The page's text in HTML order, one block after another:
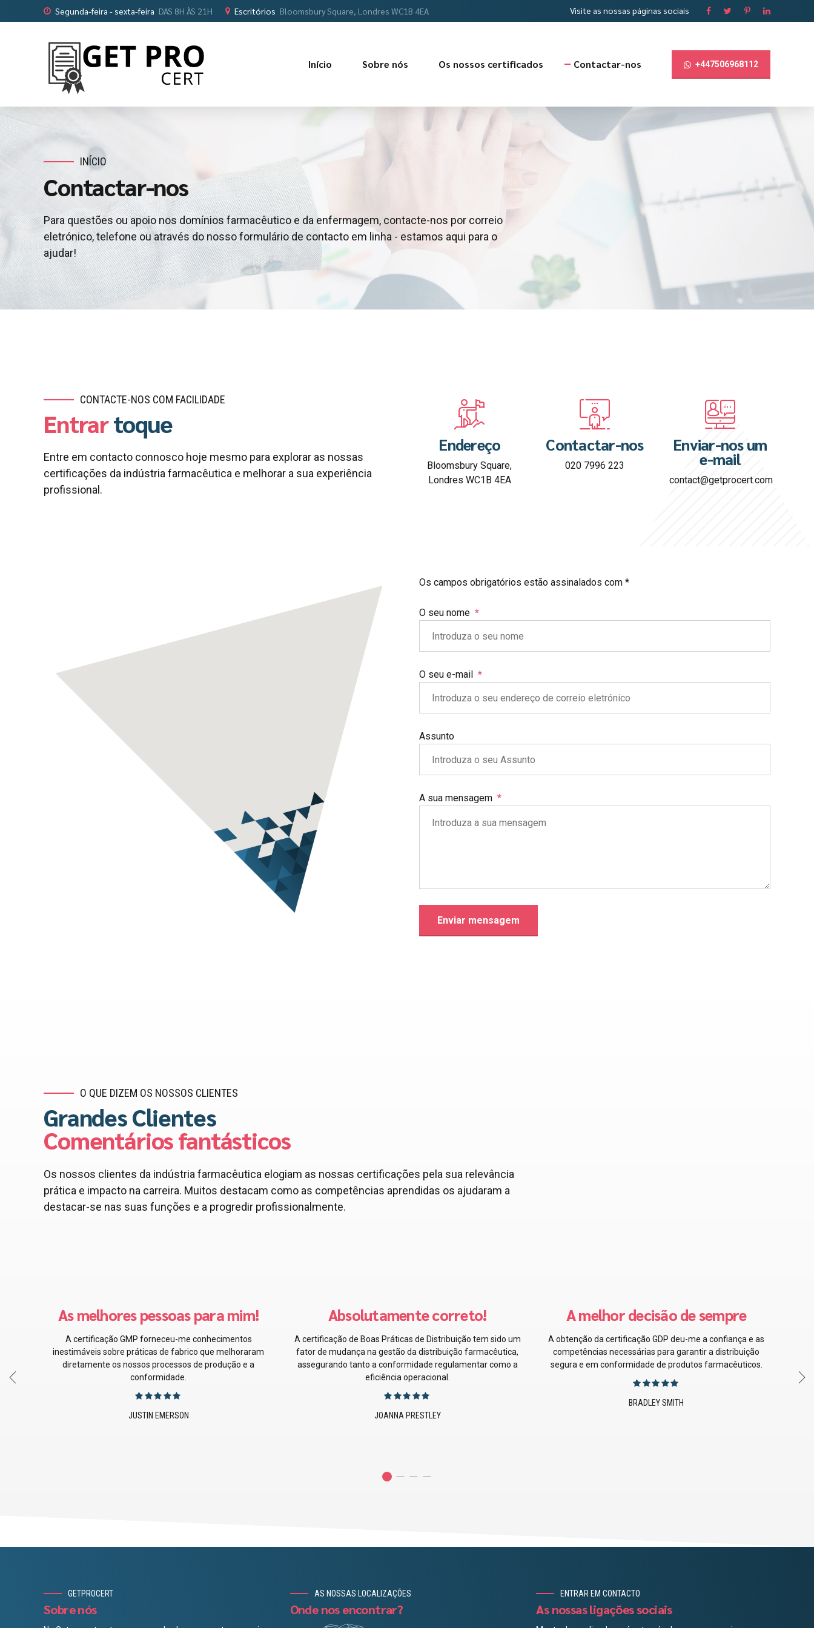
Segunda-feira - sexta-feira DAS 8H ÀS 21H Escritórios Bloomsbury Square, Londres WC1B 4EA Visite as nossas páginas sociais
+447506968112
Início Sobre nós Os nossos certificados Contactar-nos
INÍCIO
Contactar-nos
Para questões ou apoio nos domínios farmacêutico e da enfermagem, contacte-nos por correio
eletrónico, telefone ou através do nosso formulário de contacto em linha - estamos aqui para o
ajudar!
CONTACTE-NOS COM FACILIDADE
Entrartoque
Entre em contacto connosco hoje mesmo para explorar as nossas
certificações da indústria farmacêutica e melhorar a sua experiência
profissional.
Endereço
Bloomsbury Square,
Londres WC1B 4EA
Contactar-nos
020 7996 223
Enviar-nos um
e-mail
contact@getprocert.com
Os campos obrigatórios estão assinalados com *
O seu nome
O seu e-mail
Assunto
A sua mensagem
O QUE DIZEM OS NOSSOS CLIENTES
Grandes Clientes
Comentários fantásticos
Os nossos clientes da indústria farmacêutica elogiam as nossas certificações pela sua relevância
prática e impacto na carreira. Muitos destacam como as competências aprendidas os ajudaram a
destacar-se nas suas funções e a progredir profissionalmente.
Os melhores especialistas
disponíveis
A certificação BPL equipou-me com os conhecimentos
necessários para executar procedimentos laboratoriais
mais eficazes e conformes, garantindo que a nossa
investigação se mantém de topo.
As melhores pessoas para mim!
A certificação GMP forneceu-me conhecimentos
inestimáveis sobre práticas de fabrico que melhoraram
diretamente os nossos processos de produção e a
conformidade.
JUSTIN EMERSON
Absolutamente correto!
A certificação de Boas Práticas de Distribuição tem sido um
fator de mudança na gestão da distribuição farmacêutica,
assegurando tanto a conformidade regulamentar como a
eficiência operacional.
GETPROCERT
Sobre nós
AS NOSSAS LOCALIZAÇÕES
Onde nos encontrar?
ENTRAR EM CONTACTO
As nossas ligações sociaisDanish